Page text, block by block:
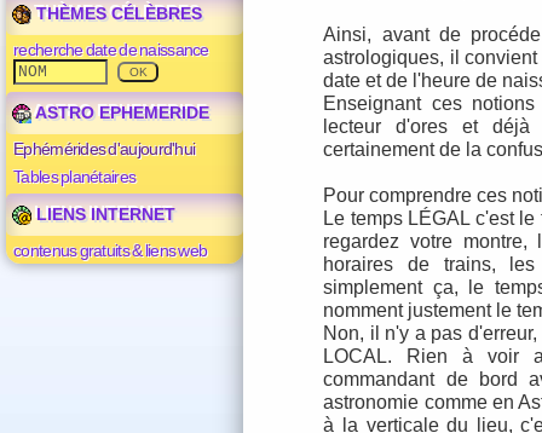
THÈMES CÉLÈBRES
recherche date de naissance
ASTRO EPHEMERIDE
Ephémérides d'aujourd'hui
Tables planétaires
LIENS INTERNET
contenus gratuits & liens web
Ainsi, avant de
astrologiques, il
date et de l'heure de
Enseignant ces
lecteur d'ores et déjà
certainement de la
Pour comprendre ces
Le temps LÉGAL c'est
regardez votre
horaires de trains,
simplement ça, le
nomment justement le
Non, il n'y a pas
LOCAL. Rien à voir
commandant de bord
astronomie comme en
à la verticale du lieu,